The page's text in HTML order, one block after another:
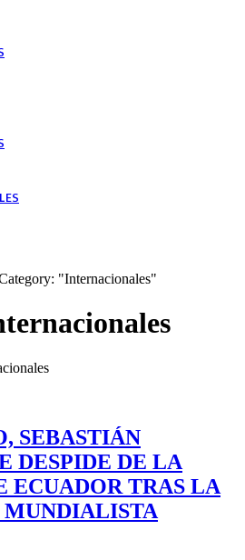
"Internacionales"
SEBASTIÁN
DESPIDE DE LA
ECUADOR TRAS LA